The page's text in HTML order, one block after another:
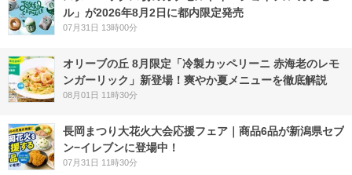
ル」が2026年8月2日に都内限定発売
07月31日 13時00分
オリーブの丘 8月限定「冷製カッペリーニ 赤海老のレモ
ンガーリック」新登場！爽やか夏メニューを徹底解説
08月01日 11時30分
長岡まつり大花火大会応援フェア｜商品6品が新潟県セブ
ン−イレブンに登場中！
07月31日 11時30分